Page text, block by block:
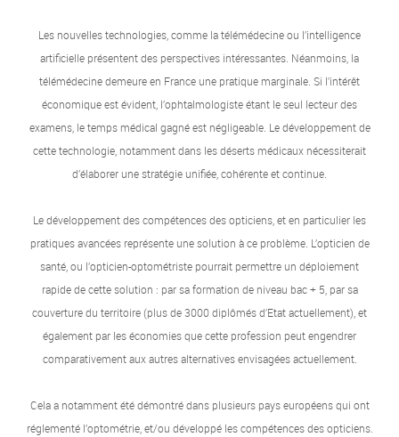
Les nouvelles technologies, comme la télémédecine ou l’intelligence
artificielle présentent des perspectives intéressantes. Néanmoins, la
télémédecine demeure en France une pratique marginale. Si l’intérêt
économique est évident, l’ophtalmologiste étant le seul lecteur des
examens, le temps médical gagné est négligeable. Le développement de
cette technologie, notamment dans les déserts médicaux nécessiterait
d’élaborer une stratégie unifiée, cohérente et continue.
Le développement des compétences des opticiens, et en particulier les
pratiques avancées représente une solution à ce problème. L’opticien de
santé, ou l’opticien-optométriste pourrait permettre un déploiement
rapide de cette solution : par sa formation de niveau bac + 5, par sa
couverture du territoire (plus de 3000 diplômés d’Etat actuellement), et
également par les économies que cette profession peut engendrer
comparativement aux autres alternatives envisagées actuellement.
Cela a notamment été démontré dans plusieurs pays européens qui ont
réglementé l’optométrie, et/ou développé les compétences des opticiens.